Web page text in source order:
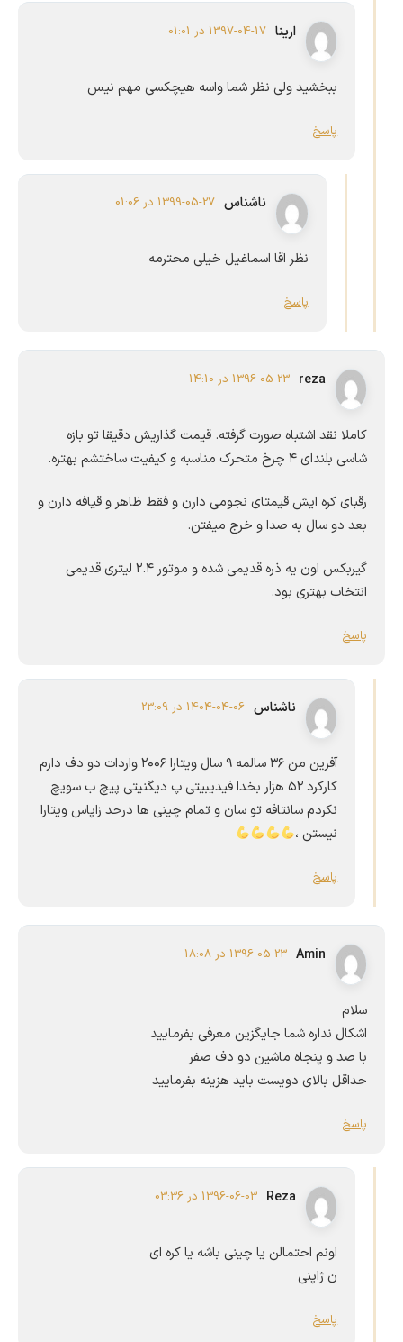
ارینا 1397-04-17 در 01:01
ببخشید ولی نظر شما واسه هیچکسی مهم نیس
پاسخ
ناشناس 1399-05-27 در 01:06
نظر اقا اسماغیل خیلی محترمه
پاسخ
reza 1396-05-23 در 14:10
کاملا نقد اشتباه صورت گرفته. قیمت گذاریش دقیقا تو بازه
شاسی بلندای ۴ چرخ متحرک مناسبه و کیفیت ساختشم بهتره.
رقبای کره ایش قیمتای نجومی دارن و فقط ظاهر و قیافه دارن و
بعد دو سال به صدا و خرج میفتن.
گیربکس اون یه ذره قدیمی شده و موتور ۲.۴ لیتری قدیمی
انتخاب بهتری بود.
پاسخ
ناشناس 1404-04-06 در 23:09
آفرین من ۳۶ سالمه ۹ سال ویتارا ۲۰۰۶ واردات دو دف دارم
کارکرد ۵۲ هزار بخدا فیدیبیتی پ دیگنیتی پیچ ب سویچ
نکردم سانتافه تو سان و تمام چینی ها درحد زاپاس ویتارا
نیستن ،
پاسخ
Amin 1396-05-23 در 18:08
سلام
اشکال نداره شما جایگزین معرفی بفرمایید
با صد و پنجاه ماشین دو دف صفر
حداقل بالای دویست باید هزینه بفرمایید
پاسخ
Reza 1396-06-03 در 03:36
اونم احتمالن یا چینی باشه یا کره ای
ن ژاپنی
پاسخ